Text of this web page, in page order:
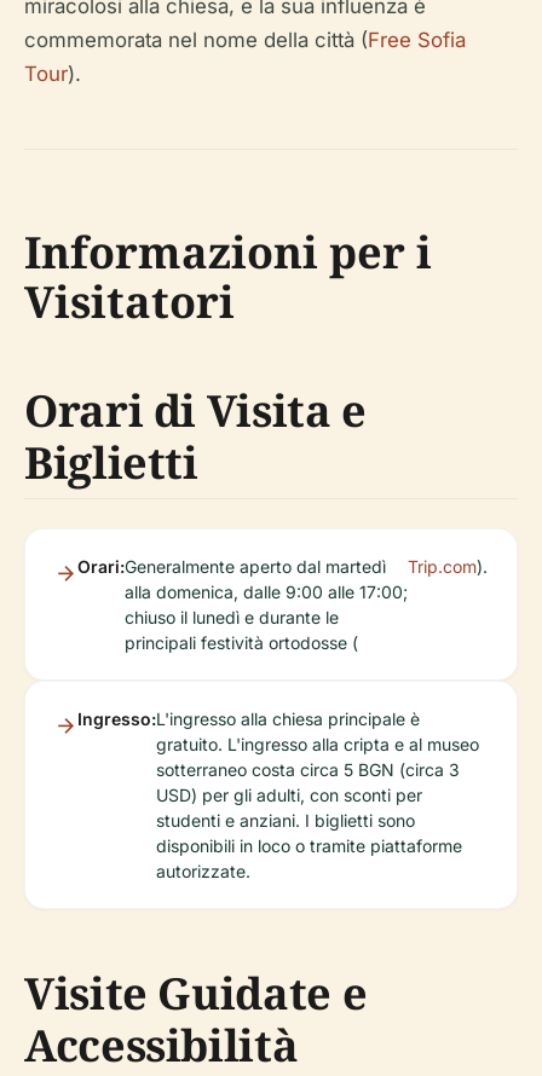
miracolosi alla chiesa, e la sua influenza è
commemorata nel nome della città (Free Sofia
Tour).
Informazioni per i
Visitatori
Orari di Visita e
Biglietti
Orari:Generalmente aperto dal martedì
alla domenica, dalle 9:00 alle 17:00;
chiuso il lunedì e durante le
principali festività ortodosse (
Trip.com).
Ingresso:L'ingresso alla chiesa principale è
gratuito. L'ingresso alla cripta e al museo
sotterraneo costa circa 5 BGN (circa 3
USD) per gli adulti, con sconti per
studenti e anziani. I biglietti sono
disponibili in loco o tramite piattaforme
autorizzate.
Visite Guidate e
Accessibilità